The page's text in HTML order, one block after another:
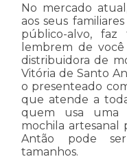
No mercado
aos seus
público-alvo,
lembrem de
distribuidora de
Vitória de Santo
o presenteado
que atende a
quem usa uma
mochila artesanal
Antão pode
tamanhos.